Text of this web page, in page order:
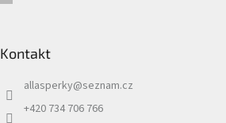
Kontakt
allasperky@seznam.cz
+420 734 706 766